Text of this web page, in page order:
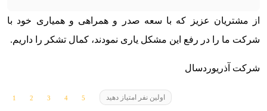
از مشتریان عزیز که با سعه صدر و همراهی و همیاری خود با
شرکت ما را در رفع این مشکل یاری نمودند، کمال تشکر را داریم.
شرکت آذریوردسال
اولین نفر امتیاز دهید